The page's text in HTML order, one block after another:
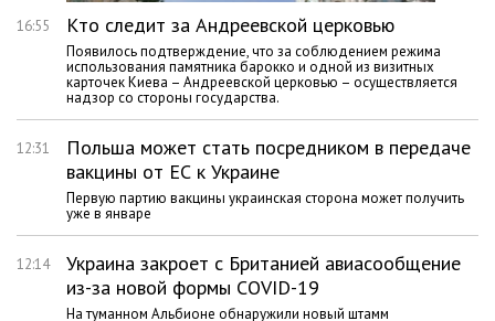
16:55 Кто следит за Андреевской церковью
Появилось подтверждение, что за соблюдением режима
использования памятника барокко и одной из визитных
карточек Киева – Андреевской церковью – осуществляется
надзор со стороны государства.
12:31
Польша может стать посредником в передаче
вакцины от ЕС к Украине
Первую партию вакцины украинская сторона может получить
уже в январе
12:14
Украина закроет с Британией авиасообщение
из-за новой формы COVID-19
На туманном Альбионе обнаружили новый штамм